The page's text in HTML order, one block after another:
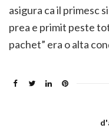
asigura ca il primesc
prea e primit peste
pachet” era o alta